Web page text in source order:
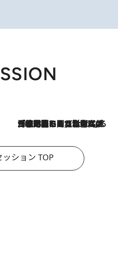
2026.8.3
「住宅建てられない…」「サーチャージ料の高値が続いている」ホルムズ海峡封鎖による影響はいつまで続く？《エネルギー専門家に聞く“どうなる日本の暮らし”》
ッション TOP